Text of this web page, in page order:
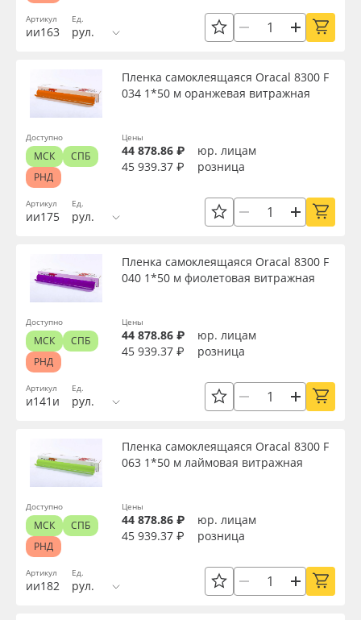
Артикул
ии163
Ед.
рул.
Артикул
ии175
Пленка самоклеящаяся Oracal 8300 F
034 1*50 м оранжевая витражная
Ед.
рул.
Цены
44 878.86 ₽
юр. лицам
45 939.37 ₽
розница
Доступно
МСК
СПБ
РНД
Артикул
и141и
Пленка самоклеящаяся Oracal 8300 F
040 1*50 м фиолетовая витражная
Ед.
рул.
Цены
44 878.86 ₽
юр. лицам
45 939.37 ₽
розница
Доступно
МСК
СПБ
РНД
Артикул
ии182
Пленка самоклеящаяся Oracal 8300 F
063 1*50 м лаймовая витражная
Ед.
рул.
Цены
44 878.86 ₽
юр. лицам
45 939.37 ₽
розница
Доступно
МСК
СПБ
РНД